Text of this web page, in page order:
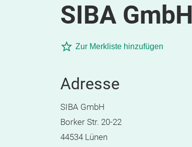
SIBA GmbH
Zur Merkliste hinzufügen
Adresse
SIBA GmbH
Borker Str. 20-22
44534 Lünen